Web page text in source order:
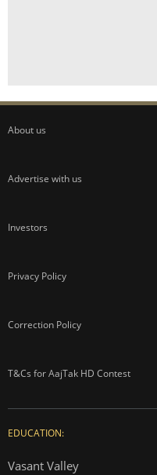
About us
Advertise with us
Investors
Privacy Policy
Correction Policy
T&Cs for AajTak HD Contest
EDUCATION:
Vasant Valley